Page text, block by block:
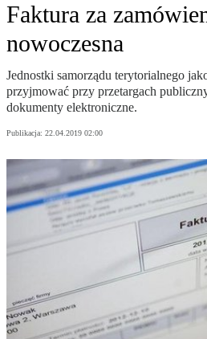
Faktura za
nowoczesna
Jednostki samorządu terytorialnego
przyjmować przy przetargach
dokumenty elektroniczne.
Publikacja: 22.04.2019 02:00